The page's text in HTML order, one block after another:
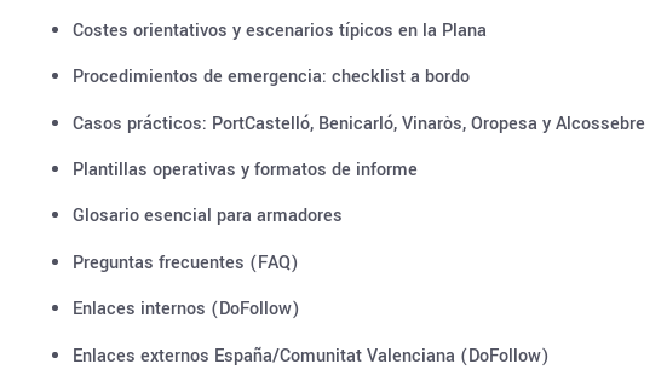
Costes orientativos y escenarios típicos en la Plana
Procedimientos de emergencia: checklist a bordo
Casos prácticos: PortCastelló, Benicarló, Vinaròs, Oropesa y Alcossebre
Plantillas operativas y formatos de informe
Glosario esencial para armadores
Preguntas frecuentes (FAQ)
Enlaces internos (DoFollow)
Enlaces externos España/Comunitat Valenciana (DoFollow)